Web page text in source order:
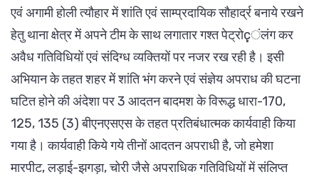
एवं अगामी होली त्यौहार में शांति एवं साम्प्रदायिक सौहार्द्र बनाये रखने
हेतु थाना क्षेत्र में अपने टीम के साथ लगातार गश्त पेट्रोçंलंग कर
अवैध गतिविधियों एवं संदिग्ध व्यक्तियों पर नजर रख रही है। इसी
अभियान के तहत शहर में शांति भंग करने एवं संज्ञेय अपराध की घटना
घटित होने की अंदेशा पर 3 आदतन बादमश के विरूद्ध धारा-170,
125, 135 (3) बीएनएसएस के तहत प्रतिबंधात्मक कार्यवाही किया
गया है। कार्यवाही किये गये तीनों आदतन अपराधी है, जो हमेशा
मारपीट, लड़ाई-झगड़ा, चोरी जैसे अपराधिक गतिविधियों में संलिप्त